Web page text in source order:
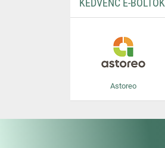
KEDVENC E-BOLTOK
Astoreo